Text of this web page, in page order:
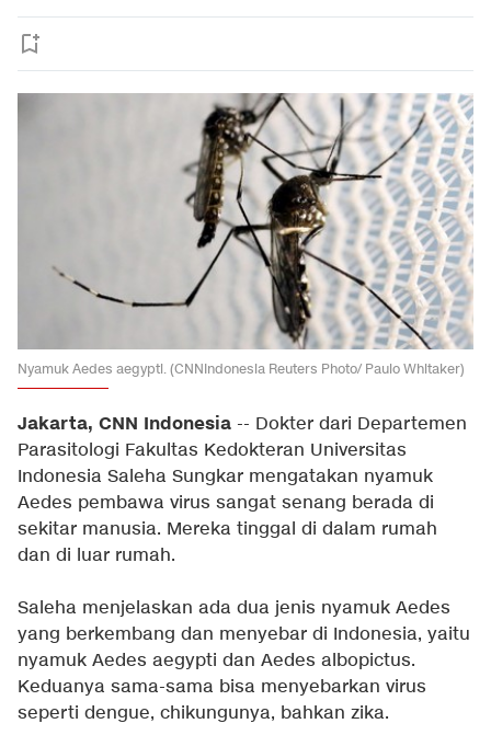
Nyamuk Aedes aegypti. (CNNIndonesia Reuters Photo/ Paulo Whitaker)
Jakarta, CNN Indonesia -- Dokter dari Departemen
Parasitologi Fakultas Kedokteran Universitas
Indonesia Saleha Sungkar mengatakan nyamuk
Aedes pembawa virus sangat senang berada di
sekitar manusia. Mereka tinggal di dalam rumah
dan di luar rumah.
Saleha menjelaskan ada dua jenis nyamuk Aedes
yang berkembang dan menyebar di Indonesia, yaitu
nyamuk Aedes aegypti dan Aedes albopictus.
Keduanya sama-sama bisa menyebarkan virus
seperti dengue, chikungunya, bahkan zika.